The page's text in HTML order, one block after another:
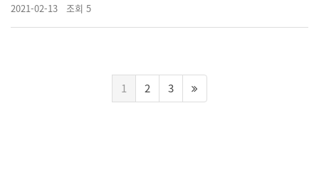
2021-02-13 조회 5
1 2 3